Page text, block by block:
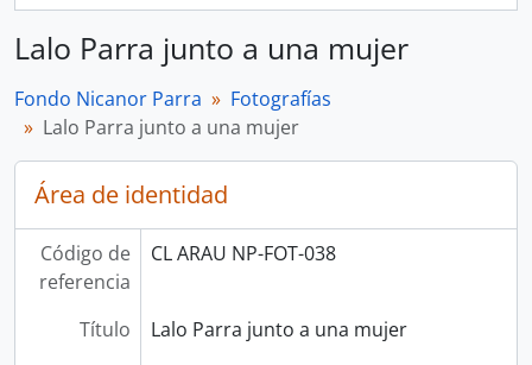
Lalo Parra junto a una mujer
Fondo Nicanor Parra
Fotografías
Lalo Parra junto a una mujer
Área de identidad
Código de
referencia
CL ARAU NP-FOT-038
Título
Lalo Parra junto a una mujer